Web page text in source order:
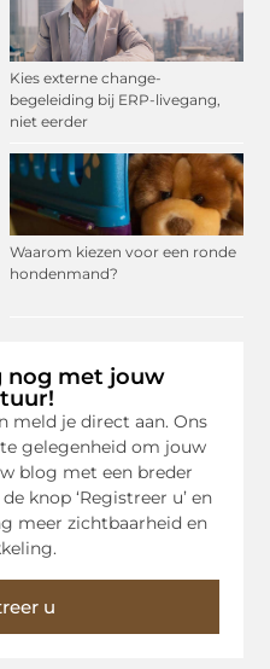
Kies externe change-
begeleiding bij ERP-livegang,
niet eerder
Waarom kiezen voor een ronde
hondenmand?
nog met jouw
meld je direct aan. Ons
gelegenheid om jouw
blog met een breder
knop ‘Registreer u’ en
meer zichtbaarheid en
u